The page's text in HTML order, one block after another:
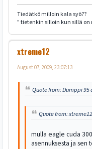
Tiedätkö milloin kala syö??
" tietenkin silloin kun sillä on
xtreme12
August 07, 2009, 23:07:13
Quote from: Dumppi 95
Quote from:
mulla eagle cuda
asennuksesta ja